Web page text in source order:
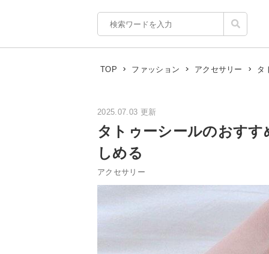
TOP ファッション アクセサリー タ
2025.07.03 更新
タトゥーシールのおす
しめる
アクセサリー